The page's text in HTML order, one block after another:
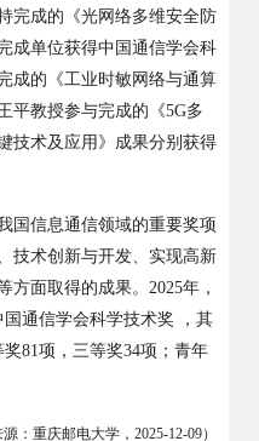
完成的《光网络多维安全防
成单位获得中国通信学会科
成的《工业时敏网络与通算
平教授参与完成的《5G多
技术及应用》成果分别获得
国信息通信领域的重要奖项
技术创新与开发、实现高新
方面取得的成果。 2025年，
通信学会科学技术奖 ，其
奖81项，三等奖34项；青年
源：重庆邮电大学， 2025-12-09）